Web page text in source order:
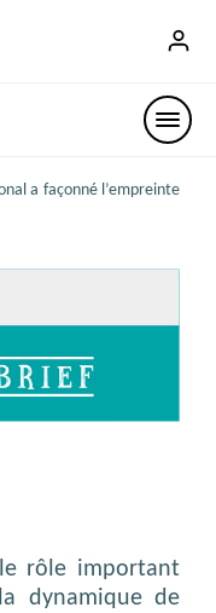
a façonné l’empreinte
rôle important
dynamique de